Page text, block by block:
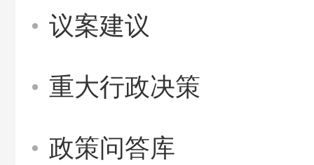
议案建议
重大行政决策
政策问答库